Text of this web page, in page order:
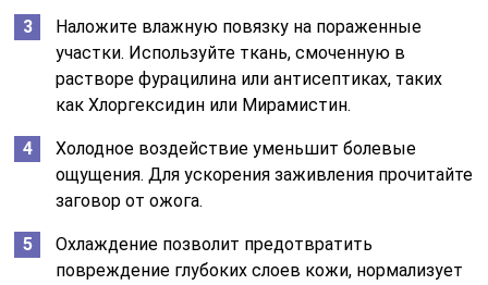
Наложите влажную повязку на пораженные
участки. Используйте ткань, смоченную в
растворе фурацилина или антисептиках, таких
как Хлоргексидин или Мирамистин.
Холодное воздействие уменьшит болевые
ощущения. Для ускорения заживления прочитайте
заговор от ожога.
Охлаждение позволит предотвратить
повреждение глубоких слоев кожи, нормализует